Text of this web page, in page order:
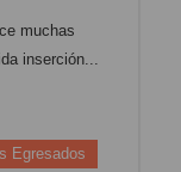
muchas
inserción...
Egresados